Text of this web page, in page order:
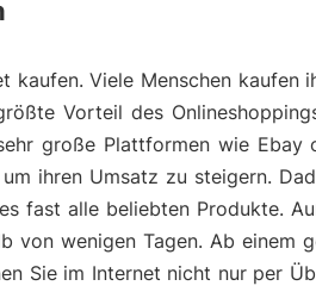
Viele Menschen kaufen
Vorteil des
große Plattformen wie Ebay
ihren Umsatz zu steigern.
fast alle beliebten Produkte.
von wenigen Tagen. Ab einem
Sie im Internet nicht nur per